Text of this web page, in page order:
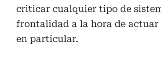
criticar cualquier tipo de
frontalidad a la hora de
en particular.